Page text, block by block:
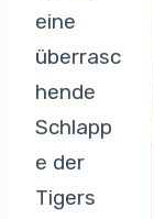
eine
überrasc
hende
Schlapp
e der
Tigers